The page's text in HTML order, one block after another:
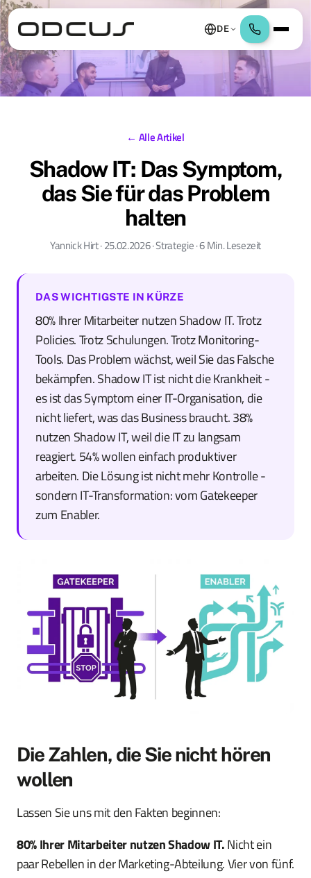
DE
← Alle Artikel
Shadow IT: Das Symptom,
das Sie für das Problem
halten
Yannick Hirt · 25.02.2026 · Strategie · 6 Min. Lesezeit
DAS WICHTIGSTE IN KÜRZE
80% Ihrer Mitarbeiter nutzen Shadow IT. Trotz
Policies. Trotz Schulungen. Trotz Monitoring-
Tools. Das Problem wächst, weil Sie das Falsche
bekämpfen. Shadow IT ist nicht die Krankheit -
es ist das Symptom einer IT-Organisation, die
nicht liefert, was das Business braucht. 38%
nutzen Shadow IT, weil die IT zu langsam
reagiert. 54% wollen einfach produktiver
arbeiten. Die Lösung ist nicht mehr Kontrolle -
sondern IT-Transformation: vom Gatekeeper
zum Enabler.
Die Zahlen, die Sie nicht hören
wollen
Lassen Sie uns mit den Fakten beginnen:
80% Ihrer Mitarbeiter nutzen Shadow IT.Nicht ein
paar Rebellen in der Marketing-Abteilung. Vier von fünf.